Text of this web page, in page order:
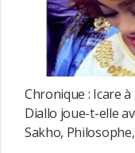
Chronique : Icare
Diallo joue-t-elle
Sakho,